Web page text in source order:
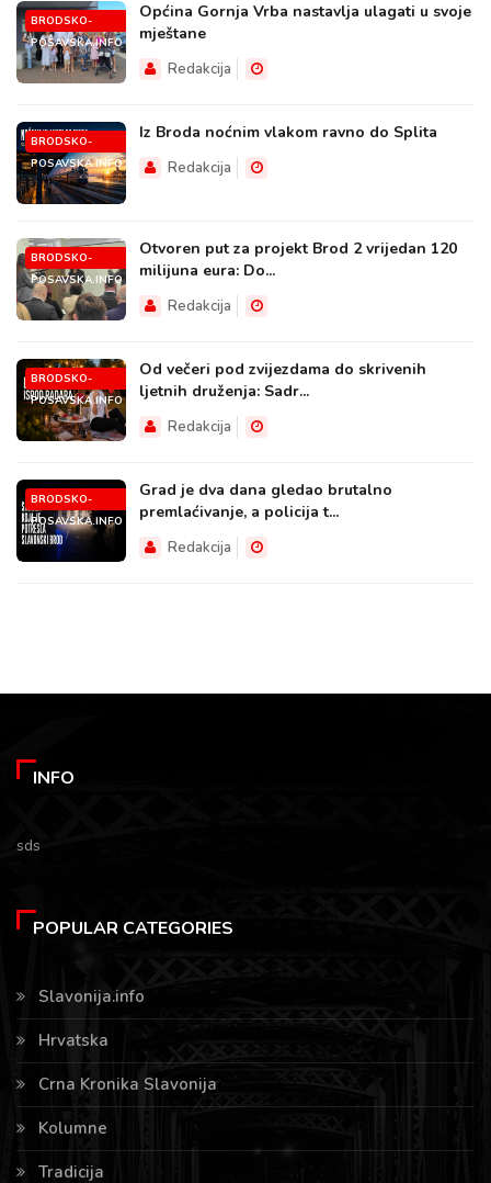
BRODSKO-
POSAVSKA.INFO
Općina Gornja Vrba nastavlja ulagati u svoje
mještane
Redakcija
BRODSKO-
POSAVSKA.INFO
Iz Broda noćnim vlakom ravno do Splita
Redakcija
BRODSKO-
POSAVSKA.INFO
Otvoren put za projekt Brod 2 vrijedan 120
milijuna eura: Do...
Redakcija
BRODSKO-
POSAVSKA.INFO
Od večeri pod zvijezdama do skrivenih
ljetnih druženja: Sadr...
Redakcija
BRODSKO-
POSAVSKA.INFO
Grad je dva dana gledao brutalno
premlaćivanje, a policija t...
Redakcija
INFO
sds
POPULAR CATEGORIES
Slavonija.info
Hrvatska
Crna Kronika Slavonija
Kolumne
Tradicija